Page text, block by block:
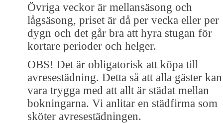
Övriga veckor är mellansäsong och
lågsäsong, priset är då per vecka eller per
dygn och det går bra att hyra stugan för
kortare perioder och helger.
OBS! Det är obligatorisk att köpa till
avresestädning. Detta så att alla gäster kan
vara trygga med att allt är städat mellan
bokningarna. Vi anlitar en städfirma som
sköter avresestädningen.